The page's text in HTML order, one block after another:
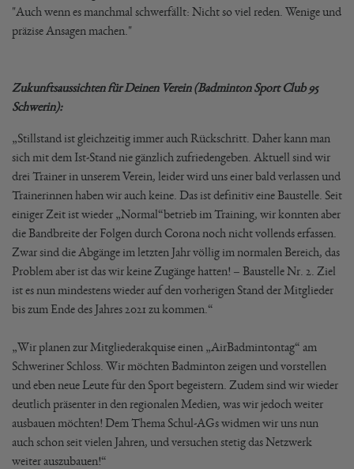
"Auch wenn es manchmal schwerfällt: Nicht so viel reden. Wenige und
präzise Ansagen machen."
Zukunftsaussichten für Deinen Verein (Badminton Sport Club 95
Schwerin):
„Stillstand ist gleichzeitig immer auch Rückschritt. Daher kann man
sich mit dem Ist-Stand nie gänzlich zufriedengeben. Aktuell sind wir
drei Trainer in unserem Verein, leider wird uns einer bald verlassen und
Trainerinnen haben wir auch keine. Das ist definitiv eine Baustelle. Seit
einiger Zeit ist wieder „Normal“betrieb im Training, wir konnten aber
die Bandbreite der Folgen durch Corona noch nicht vollends erfassen.
Zwar sind die Abgänge im letzten Jahr völlig im normalen Bereich, das
Problem aber ist das wir keine Zugänge hatten! – Baustelle Nr. 2. Ziel
ist es nun mindestens wieder auf den vorherigen Stand der Mitglieder
bis zum Ende des Jahres 2021 zu kommen.“
„Wir planen zur Mitgliederakquise einen „AirBadmintontag“ am
Schweriner Schloss. Wir möchten Badminton zeigen und vorstellen
und eben neue Leute für den Sport begeistern. Zudem sind wir wieder
deutlich präsenter in den regionalen Medien, was wir jedoch weiter
ausbauen möchten! Dem Thema Schul-AGs widmen wir uns nun
auch schon seit vielen Jahren, und versuchen stetig das Netzwerk
weiter auszubauen!“